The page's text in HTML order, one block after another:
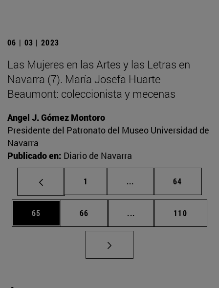
06 | 03 | 2023
Las Mujeres en las Artes y las Letras en
Navarra (7). María Josefa Huarte
Beaumont: coleccionista y mecenas
Angel J. Gómez Montoro
Presidente del Patronato del Museo Universidad de
Navarra
Publicado en: Diario de Navarra
Página
1 ... Páginas intermedias
Página
64
Página
65 Página
66 ... Páginas intermedias
Página
110